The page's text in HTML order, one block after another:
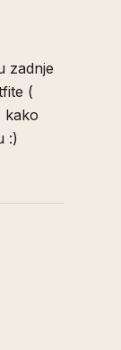
zadnje
(
kako
:)